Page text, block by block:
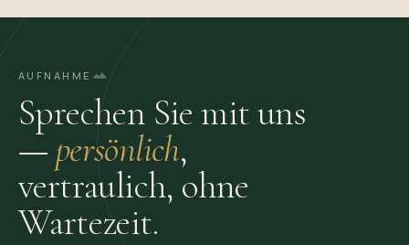
AUFNAHME
Sprechen Sie mit uns
— persönlich,
vertraulich, ohne
Wartezeit.